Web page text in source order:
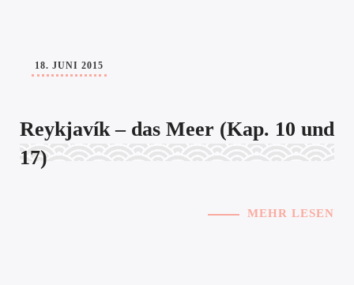
18. JUNI 2015
Reykjavík – das Meer (Kap. 10 und
17)
MEHR LESEN